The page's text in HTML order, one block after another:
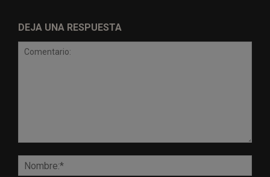
DEJA UNA RESPUESTA